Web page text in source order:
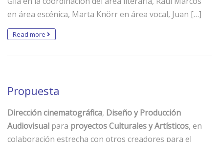
en área escénica, Marta Knörr en área vocal, Juan […]
Read more
Propuesta
Dirección cinematográfica, Diseño y Producción
Audiovisual para proyectos Culturales y Artísticos, en
colaboración estrecha con otros creadores para el